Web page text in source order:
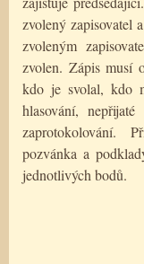
zvolený zapisovatel
zvoleným
zvolen. Zápis musí
kdo je svolal, kdo
hlasování,
zaprotokolování.
pozvánka a
jednotlivých bodů.